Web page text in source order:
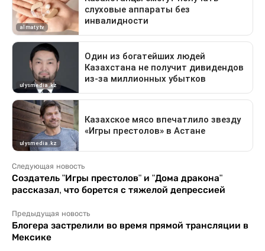
Следующая новость
Создатель "Игры престолов" и "Дома дракона"
рассказал, что борется с тяжелой депрессией
Предыдущая новость
Блогера застрелили во время прямой трансляции в
Мексике